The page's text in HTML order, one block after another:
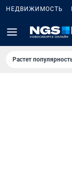
НЕДВИЖИМОСТЬ
Растет